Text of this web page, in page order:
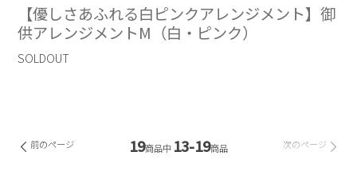
【優しさあふれる白ピンクアレンジメント】御
供アレンジメントM（白・ピンク）
SOLDOUT
前のページ 19商品中 13-19商品 次のページ